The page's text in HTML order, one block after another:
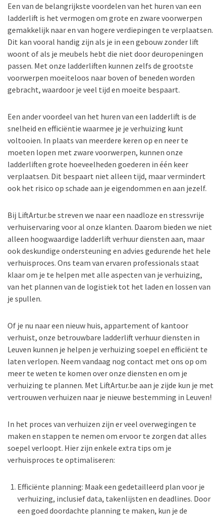
Een van de belangrijkste voordelen van het huren van een
ladderlift is het vermogen om grote en zware voorwerpen
gemakkelijk naar en van hogere verdiepingen te verplaatsen.
Dit kan vooral handig zijn als je in een gebouw zonder lift
woont of als je meubels hebt die niet door deuropeningen
passen. Met onze ladderliften kunnen zelfs de grootste
voorwerpen moeiteloos naar boven of beneden worden
gebracht, waardoor je veel tijd en moeite bespaart.
Een ander voordeel van het huren van een ladderlift is de
snelheid en efficiëntie waarmee je je verhuizing kunt
voltooien. In plaats van meerdere keren op en neer te
moeten lopen met zware voorwerpen, kunnen onze
ladderliften grote hoeveelheden goederen in één keer
verplaatsen. Dit bespaart niet alleen tijd, maar vermindert
ook het risico op schade aan je eigendommen en aan jezelf.
Bij LiftArtur.be streven we naar een naadloze en stressvrije
verhuiservaring voor al onze klanten. Daarom bieden we niet
alleen hoogwaardige ladderlift verhuur diensten aan, maar
ook deskundige ondersteuning en advies gedurende het hele
verhuisproces. Ons team van ervaren professionals staat
klaar om je te helpen met alle aspecten van je verhuizing,
van het plannen van de logistiek tot het laden en lossen van
je spullen.
Of je nu naar een nieuw huis, appartement of kantoor
verhuist, onze betrouwbare ladderlift verhuur diensten in
Leuven kunnen je helpen je verhuizing soepel en efficiënt te
laten verlopen. Neem vandaag nog contact met ons op om
meer te weten te komen over onze diensten en om je
verhuizing te plannen. Met LiftArtur.be aan je zijde kun je met
vertrouwen verhuizen naar je nieuwe bestemming in Leuven!
In het proces van verhuizen zijn er veel overwegingen te
maken en stappen te nemen om ervoor te zorgen dat alles
soepel verloopt. Hier zijn enkele extra tips om je
verhuisproces te optimaliseren:
Efficiënte planning: Maak een gedetailleerd plan voor je
verhuizing, inclusief data, takenlijsten en deadlines. Door
een goed doordachte planning te maken, kun je de